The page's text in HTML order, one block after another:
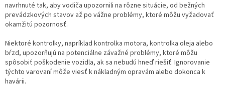
navrhnuté tak, aby vodiča upozornili na rôzne situácie, od bežných
prevádzkových stavov až po vážne problémy, ktoré môžu vyžadovať
okamžitú pozornosť.
Niektoré kontrolky, napríklad kontrolka motora, kontrolka oleja alebo
bŕzd, upozorňujú na potenciálne závažné problémy, ktoré môžu
spôsobiť poškodenie vozidla, ak sa nebudú hneď riešiť. Ignorovanie
týchto varovaní môže viesť k nákladným opravám alebo dokonca k
havárii.